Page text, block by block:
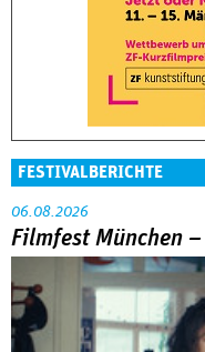
FESTIVALBERICHTE
06.08.2026
Filmfest München